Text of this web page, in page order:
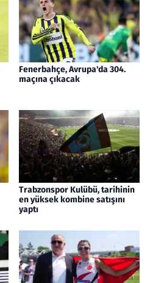
Fenerbahçe, Avrupa'da 304.
maçına çıkacak
Trabzonspor Kulübü, tarihinin
en yüksek kombine satışını
yaptı